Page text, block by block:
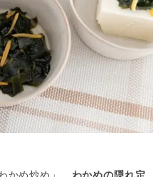
め炒め」。 わかめの隠れ定